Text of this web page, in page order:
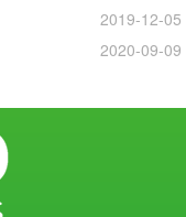
2019-12-05
2020-09-09